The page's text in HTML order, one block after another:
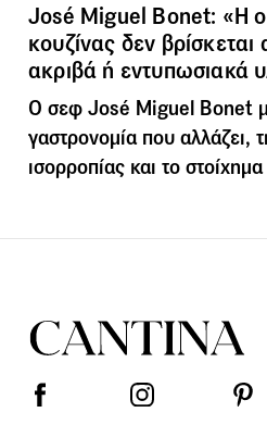
José Miguel Bonet: «Η
κουζίνας δεν
ακριβά ή εντυπωσιακά
Ο σεφ José Miguel Bonet
γαστρονομία που αλλάζει,
ισορροπίας και το